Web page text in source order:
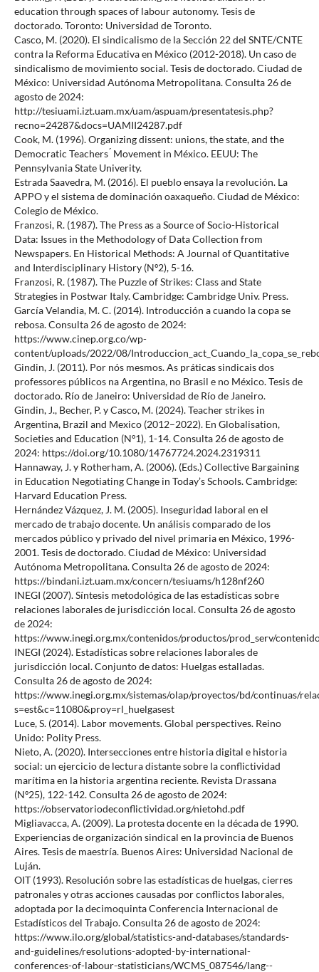
education through spaces of labour autonomy. Tesis de
doctorado. Toronto: Universidad de Toronto.
Casco, M. (2020). El sindicalismo de la Sección 22 del SNTE/CNTE
contra la Reforma Educativa en México (2012-2018). Un caso de
sindicalismo de movimiento social. Tesis de doctorado. Ciudad de
México: Universidad Autónoma Metropolitana. Consulta 26 de
agosto de 2024:
http://tesiuami.izt.uam.mx/uam/aspuam/presentatesis.php?
recno=24287&docs=UAMII24287.pdf
Cook, M. (1996). Organizing dissent: unions, the state, and the
Democratic Teachers ́ Movement in México. EEUU: The
Pennsylvania State Univerity.
Estrada Saavedra, M. (2016). El pueblo ensaya la revolución. La
APPO y el sistema de dominación oaxaqueño. Ciudad de México:
Colegio de México.
Franzosi, R. (1987). The Press as a Source of Socio-Historical
Data: Issues in the Methodology of Data Collection from
Newspapers. En Historical Methods: A Journal of Quantitative
and Interdisciplinary History (Nº2), 5-16.
Franzosi, R. (1987). The Puzzle of Strikes: Class and State
Strategies in Postwar Italy. Cambridge: Cambridge Univ. Press.
García Velandia, M. C. (2014). Introducción a cuando la copa se
rebosa. Consulta 26 de agosto de 2024:
https://www.cinep.org.co/wp-
content/uploads/2022/08/
Gindin, J. (2011). Por nós mesmos. As práticas sindicais dos
professores públicos na Argentina, no Brasil e no México. Tesis de
doctorado. Río de Janeiro: Universidad de Río de Janeiro.
Gindin, J., Becher, P. y Casco, M. (2024). Teacher strikes in
Argentina, Brazil and Mexico (2012–2022). En Globalisation,
Societies and Education (Nº1), 1-14. Consulta 26 de agosto de
2024: https://doi.org/10.1080/14767724.2024.2319311
Hannaway, J. y Rotherham, A. (2006). (Eds.) Collective Bargaining
in Education Negotiating Change in Today’s Schools. Cambridge:
Harvard Education Press.
Hernández Vázquez, J. M. (2005). Inseguridad laboral en el
mercado de trabajo docente. Un análisis comparado de los
mercados público y privado del nivel primaria en México, 1996-
2001. Tesis de doctorado. Ciudad de México: Universidad
Autónoma Metropolitana. Consulta 26 de agosto de 2024:
https://bindani.izt.uam.mx/concern/tesiuams/h128nf260
INEGI (2007). Síntesis metodológica de las estadísticas sobre
relaciones laborales de jurisdicción local. Consulta 26 de agosto
de 2024:
https://www.inegi.org.mx/contenidos/productos/prod_serv/
INEGI (2024). Estadísticas sobre relaciones laborales de
jurisdicción local. Conjunto de datos: Huelgas estalladas.
Consulta 26 de agosto de 2024:
https://www.inegi.org.mx/sistemas/olap/proyectos/bd/continuas/
s=est&c=11080&proy=rl_huelgasest
Luce, S. (2014). Labor movements. Global perspectives. Reino
Unido: Polity Press.
Nieto, A. (2020). Intersecciones entre historia digital e historia
social: un ejercicio de lectura distante sobre la conflictividad
marítima en la historia argentina reciente. Revista Drassana
(Nº25), 122-142. Consulta 26 de agosto de 2024:
https://observatoriodeconflictividad.org/nietohd.pdf
Migliavacca, A. (2009). La protesta docente en la década de 1990.
Experiencias de organización sindical en la provincia de Buenos
Aires. Tesis de maestría. Buenos Aires: Universidad Nacional de
Luján.
OIT (1993). Resolución sobre las estadísticas de huelgas, cierres
patronales y otras acciones causadas por conflictos laborales,
adoptada por la decimoquinta Conferencia Internacional de
Estadísticos del Trabajo. Consulta 26 de agosto de 2024:
https://www.ilo.org/global/statistics-and-databases/standards-
and-guidelines/resolutions-adopted-by-international-
conferences-of-labour-statisticians/WCMS_087546/lang--